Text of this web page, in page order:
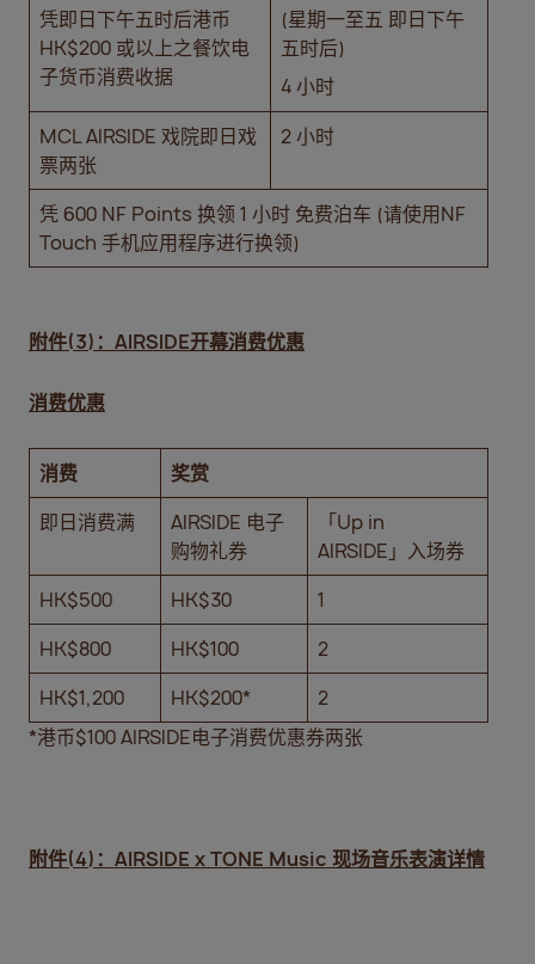
凭即日下午五时后港币
HK$200 或以上之餐饮电
子货币消费收据
(星期一至五 即日下午
五时后)
4 小时
MCL AIRSIDE 戏院即日戏
票两张
2 小时
凭 600 NF Points 换领 1 小时 免费泊车 (请使用NF
Touch 手机应用程序进行换领)
附件(3) ： AIRSIDE开幕消费优惠
消费优惠
消费
奖赏
即日消费满
AIRSIDE 电子
购物礼券
「Up in
AIRSIDE」入场券
HK$500
HK$30
1
HK$800
HK$100
2
HK$1,200
HK$200*
2
*港币$100 AIRSIDE电子消费优惠券两张
附件(4) ： AIRSIDE x TONE Music 现场音乐表演详情